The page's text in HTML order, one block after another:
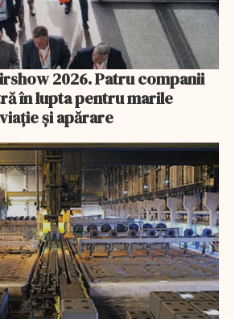
2026. Patru companii
în lupta pentru marile
și apărare